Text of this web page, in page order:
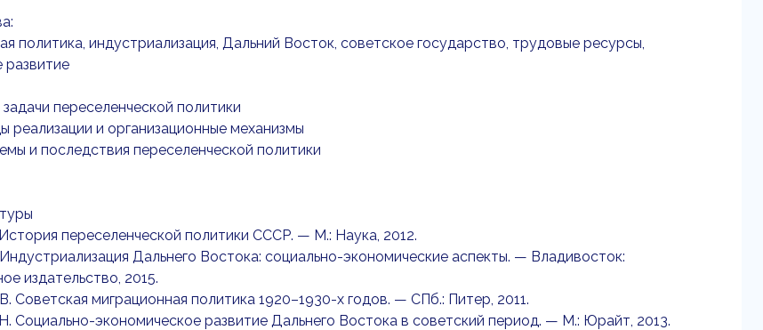
политика, индустриализация, Дальний Восток, советское государство, трудовые ресурсы,
развитие
переселенческой политики
реализации и организационные механизмы
и последствия переселенческой политики
переселенческой политики СССР. — М.: Наука, 2012.
Дальнего Востока: социально-экономические аспекты. — Владивосток:
издательство, 2015.
Советская миграционная политика 1920–1930-х годов. — СПб.: Питер, 2011.
Социально-экономическое развитие Дальнего Востока в советский период. — М.: Юрайт, 2013.